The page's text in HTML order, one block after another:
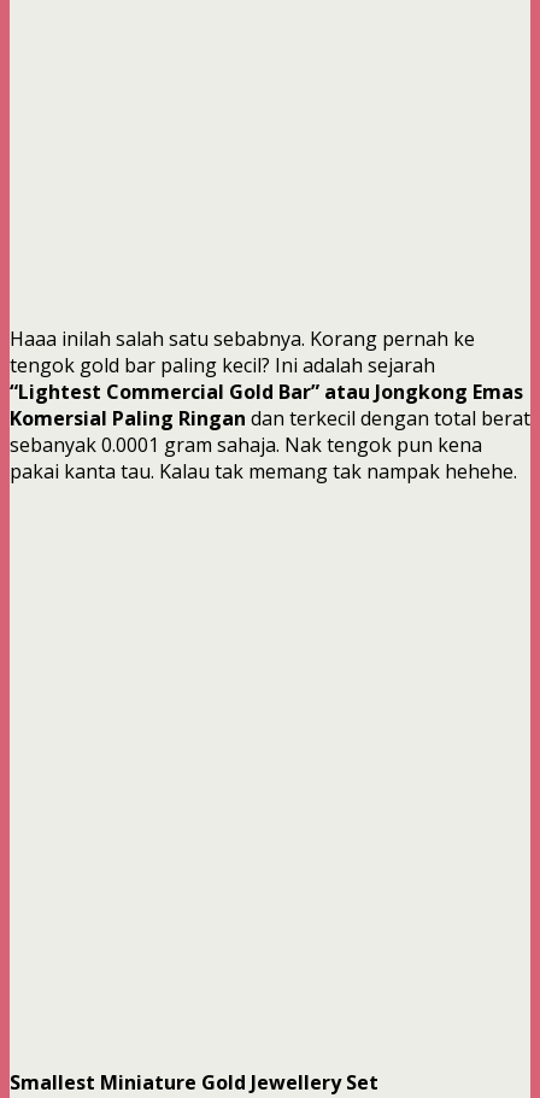
Haaa inilah salah satu sebabnya. Korang pernah ke
tengok gold bar paling kecil? Ini adalah sejarah
“Lightest Commercial Gold Bar” atau Jongkong Emas
Komersial Paling Ringan dan terkecil dengan total berat
sebanyak 0.0001 gram sahaja. Nak tengok pun kena
pakai kanta tau. Kalau tak memang tak nampak hehehe.
Smallest Miniature Gold Jewellery Set